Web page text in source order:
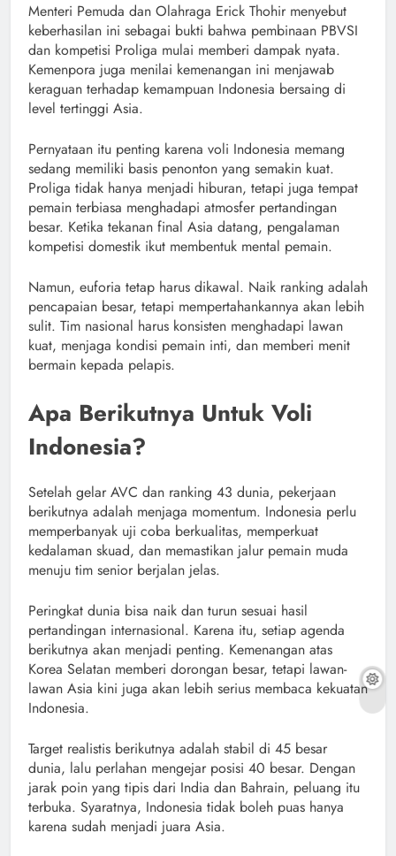
Menteri Pemuda dan Olahraga Erick Thohir menyebut
keberhasilan ini sebagai bukti bahwa pembinaan PBVSI
dan kompetisi Proliga mulai memberi dampak nyata.
Kemenpora juga menilai kemenangan ini menjawab
keraguan terhadap kemampuan Indonesia bersaing di
level tertinggi Asia.
Pernyataan itu penting karena voli Indonesia memang
sedang memiliki basis penonton yang semakin kuat.
Proliga tidak hanya menjadi hiburan, tetapi juga tempat
pemain terbiasa menghadapi atmosfer pertandingan
besar. Ketika tekanan final Asia datang, pengalaman
kompetisi domestik ikut membentuk mental pemain.
Namun, euforia tetap harus dikawal. Naik ranking adalah
pencapaian besar, tetapi mempertahankannya akan lebih
sulit. Tim nasional harus konsisten menghadapi lawan
kuat, menjaga kondisi pemain inti, dan memberi menit
bermain kepada pelapis.
Apa Berikutnya Untuk Voli
Indonesia?
Setelah gelar AVC dan ranking 43 dunia, pekerjaan
berikutnya adalah menjaga momentum. Indonesia perlu
memperbanyak uji coba berkualitas, memperkuat
kedalaman skuad, dan memastikan jalur pemain muda
menuju tim senior berjalan jelas.
Peringkat dunia bisa naik dan turun sesuai hasil
pertandingan internasional. Karena itu, setiap agenda
berikutnya akan menjadi penting. Kemenangan atas
Korea Selatan memberi dorongan besar, tetapi lawan-
lawan Asia kini juga akan lebih serius membaca kekuatan
Indonesia.
Target realistis berikutnya adalah stabil di 45 besar
dunia, lalu perlahan mengejar posisi 40 besar. Dengan
jarak poin yang tipis dari India dan Bahrain, peluang itu
terbuka. Syaratnya, Indonesia tidak boleh puas hanya
karena sudah menjadi juara Asia.